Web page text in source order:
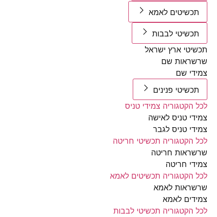
לאמא
לבבות
ארץ ישראל
שם
שם
פנינים
צמידי טניס
טניס לאישה
טניס לגבר
תכשיטי חריטה
חריטה
חריטה
הקטגוריה תכשיטים לאמא
לאמא
לאמא
תכשיטי לבבות